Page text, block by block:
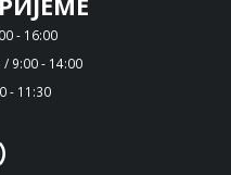
- 16:00
/ 9:00 - 14:00
- 11:30